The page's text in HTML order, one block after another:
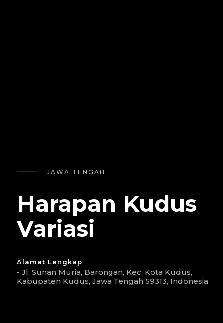
JAWA TENGAH
Harapan Kudus
Variasi
Alamat Lengkap
- Jl. Sunan Muria, Barongan, Kec. Kota Kudus,
Kabupaten Kudus, Jawa Tengah 59313, Indonesia